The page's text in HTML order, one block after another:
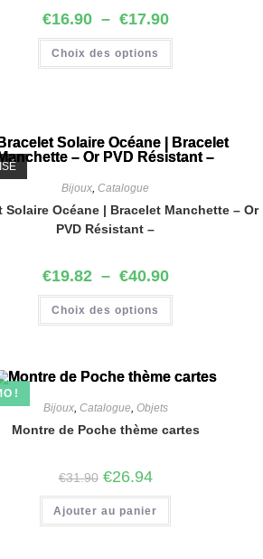
€16.90 – €17.90
Choix des options
Bijoux,Catalogue
Solaire Océane | Bracelet Manchette – Or
PVD Résistant –
€19.82 – €40.90
Choix des options
!
Bijoux, Catalogue, Objets
Montre de Poche thème cartes
€31.90 €26.94
Ajouter au panier